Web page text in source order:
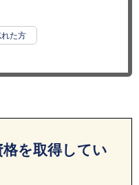
た方
を取得してい